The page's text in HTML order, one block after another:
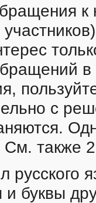
к
с
См. также
русского
буквы